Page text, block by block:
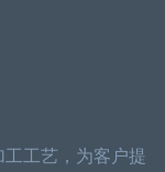
工工艺，为客户提